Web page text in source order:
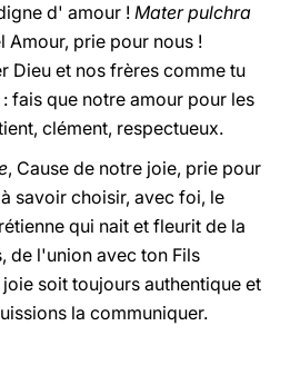
d' amour ! Mater pulchra
Amour, prie pour nous !
Dieu et nos frères comme tu
fais que notre amour pour les
clément, respectueux.
, Cause de notre joie, prie pour
savoir choisir, avec foi, le
qui nait et fleurit de la
de l'union avec ton Fils
soit toujours authentique et
la communiquer.